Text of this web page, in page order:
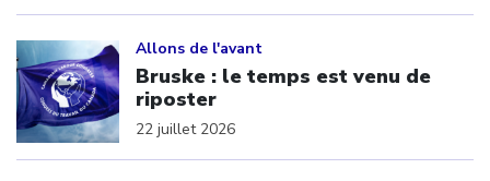
Allons de l'avant
Bruske : le temps est venu de
riposter
22 juillet 2026